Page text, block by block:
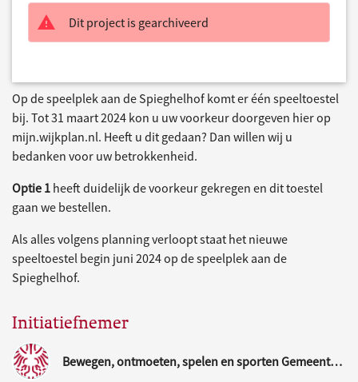
Dit project is gearchiveerd
Op de speelplek aan de Spieghelhof komt er één speeltoestel
bij. Tot 31 maart 2024 kon u uw voorkeur doorgeven hier op
mijn.wijkplan.nl. Heeft u dit gedaan? Dan willen wij u
bedanken voor uw betrokkenheid.
Optie 1 heeft duidelijk de voorkeur gekregen en dit toestel
gaan we bestellen.
Als alles volgens planning verloopt staat het nieuwe
speeltoestel begin juni 2024 op de speelplek aan de
Spieghelhof.
Initiatiefnemer
Bewegen, ontmoeten, spelen en sporten Gemeente Nijmegen